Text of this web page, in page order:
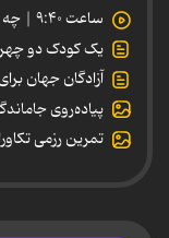
ساعت ۹:۴۰ | چه میراثی از خود به جای گذاشت؟
یک کودک دو
آزادگان جهان
پیاده‌روی
تمرین رزمی